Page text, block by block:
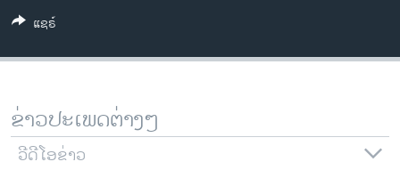
ຊຸມຊົນຊາວລາວ
ວິທະຍາສາດ-ເທັກໂນໂລຈີ
ພາສາອັງກິດ
ວີດີໂອ
ແຊຣ໌
ຂ່າວປະເພດຕ່າງໆ
ວີດີໂອຂ່າວ